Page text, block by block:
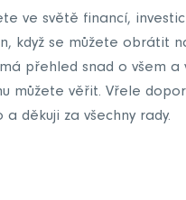
ve světě financí,
když se můžete obrátit
přehled snad o všem a
můžete věřit. Vřele
a děkuji za všechny rady.